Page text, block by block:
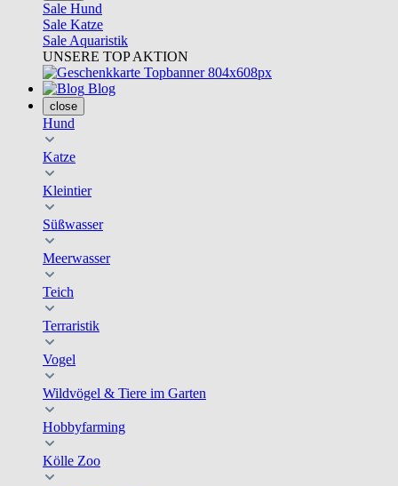
Sale Hund
Sale Katze
Sale Aquaristik
UNSERE TOP AKTION
Blog
close
Hund
Katze
Kleintier
Süßwasser
Meerwasser
Teich
Terraristik
Vogel
Wildvögel & Tiere im Garten
Hobbyfarming
Kölle Zoo